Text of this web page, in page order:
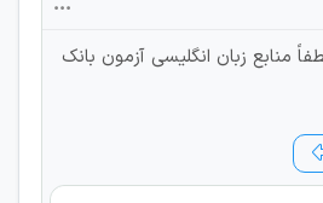
منابع زبان انگلیسی آزمون بانک